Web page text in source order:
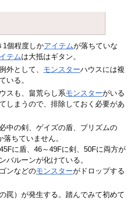
1個程度しかアイテムが落ちていな
テムは大抵はギタン。
外として、 モンスターハウスには複
いる。
スも、畠荒らし系モンスターがいる
しまうので、排除しておく必要があ
必中の剣、ゲイズの盾、プリズムの
ちていません。
に盾、46～49Fに剣、50Fに両方が
バルーンが化けている。
ンなどのモンスターがドロップする
罠）が発生する。踏んでみて初めて